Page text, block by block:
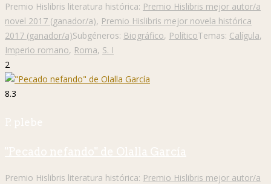
Premio Hislibris literatura histórica: Premio Hislibris mejor autor/a
novel 2017 (ganador/a), Premio Hislibris mejor novela histórica
2017 (ganador/a)Subgéneros: Biográfico, PolíticoTemas: Calígula,
Imperio romano, Roma, S. I
2
8.3
P. plebe
"Pecado nefando" de Olalla García
Premio Hislibris literatura histórica: Premio Hislibris mejor autor/a